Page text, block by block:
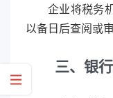
企业将税务
以备日后查阅或
三、银